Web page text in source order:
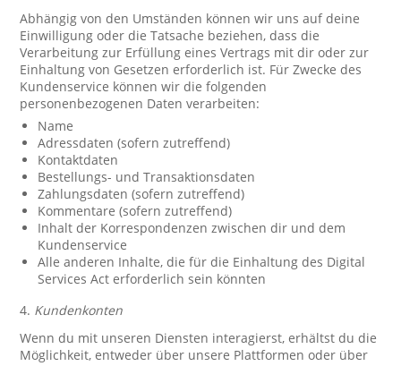
Abhängig von den Umständen können wir uns auf deine
Einwilligung oder die Tatsache beziehen, dass die
Verarbeitung zur Erfüllung eines Vertrags mit dir oder zur
Einhaltung von Gesetzen erforderlich ist. Für Zwecke des
Kundenservice können wir die folgenden
personenbezogenen Daten verarbeiten:
Name
Adressdaten (sofern zutreffend)
Kontaktdaten
Bestellungs- und Transaktionsdaten
Zahlungsdaten (sofern zutreffend)
Kommentare (sofern zutreffend)
Inhalt der Korrespondenzen zwischen dir und dem
Kundenservice
Alle anderen Inhalte, die für die Einhaltung des Digital
Services Act erforderlich sein könnten
4. Kundenkonten
Wenn du mit unseren Diensten interagierst, erhältst du die
Möglichkeit, entweder über unsere Plattformen oder über